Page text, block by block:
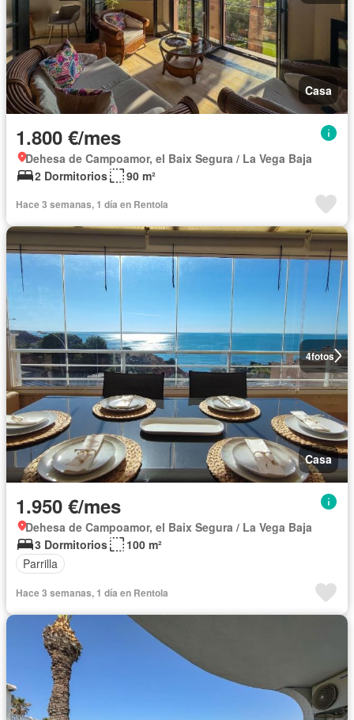
Casa
1.800 €/mes
Dehesa de Campoamor, el Baix Segura / La Vega Baja
2 Dormitorios
90 m²
Hace 3 semanas, 1 día en Rentola
4fotos
Casa
1.950 €/mes
Dehesa de Campoamor, el Baix Segura / La Vega Baja
3 Dormitorios
100 m²
Parrilla
Hace 3 semanas, 1 día en Rentola